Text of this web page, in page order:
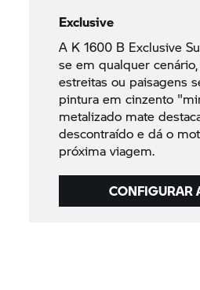
Exclusive
A K 1600 BExclusive
se em qualquer
estreitas ou paisagens
pintura em cinzento
metalizado mate
descontraído e dá o
próxima viagem.
CONFIGURAR